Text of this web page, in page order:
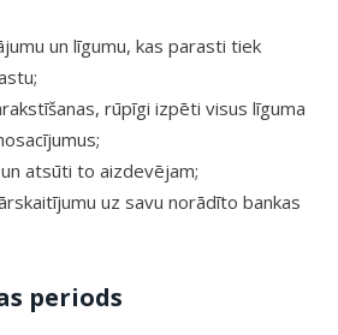
un līgumu, kas parasti tiek
rūpīgi izpēti visus līguma
atsūti to aizdevējam;
uz savu norādīto bankas
periods